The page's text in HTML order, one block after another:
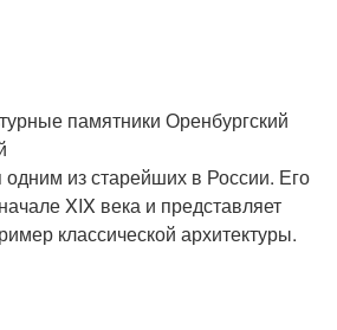
памятники Оренбургский
одним из старейших в России. Его
XIX века и представляет
классической архитектуры.